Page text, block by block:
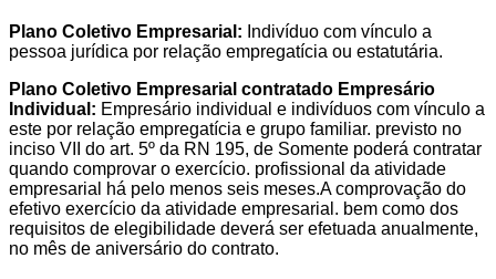
Plano Coletivo Empresarial: Indivíduo com vínculo a
pessoa jurídica por relação empregatícia ou estatutária.
Plano Coletivo Empresarial contratado Empresário
Individual: Empresário individual e indivíduos com vínculo a
este por relação empregatícia e grupo familiar. previsto no
inciso VII do art. 5º da RN 195, de Somente poderá contratar
quando comprovar o exercício. profissional da atividade
empresarial há pelo menos seis meses.A comprovação do
efetivo exercício da atividade empresarial. bem como dos
requisitos de elegibilidade deverá ser efetuada anualmente,
no mês de aniversário do contrato.